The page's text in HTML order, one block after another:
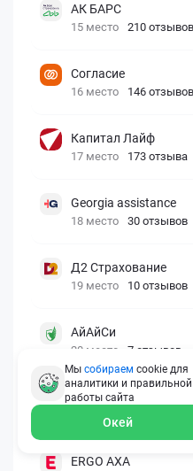
АК БАРС
15 место 210 отзывов
Согласие
16 место 146 отзывов
Капитал Лайф
17 место 173 отзыва
Georgia assistance
18 место 30 отзывов
Д2 Страхование
19 место 10 отзывов
АйАйСи
20 место 7 отзывов
OxySport
6 отзывов
ERGO AXA
Мы собираем cookie для
аналитики и правильной
работы сайта
Окей